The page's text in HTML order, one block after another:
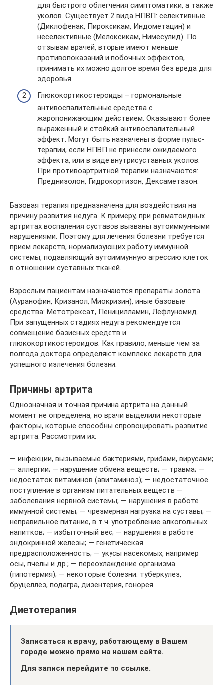
для быстрого облегчения симптоматики, а также
уколов. Существует 2 вида НПВП: селективные
(Диклофенак, Пироксикам, Индометацин) и
неселективные (Мелоксикам, Нимесулид). По
отзывам врачей, вторые имеют меньше
противопоказаний и побочных эффектов,
принимать их можно долгое время без вреда для
здоровья.
Глюкокортикостероиды – гормональные
антивоспалительные средства с
жаропонижающим действием. Оказывают более
выраженный и стойкий антивоспалительный
эффект. Могут быть назначены в форме пульс-
терапии, если НПВП не принесли ожидаемого
эффекта, или в виде внутрисуставных уколов.
При противоартритной терапии назначаются:
Преднизолон, Гидрокортизон, Дексаметазон.
Базовая терапия предназначена для воздействия на
причину развития недуга. К примеру, при ревматоидных
артритах воспаления суставов вызваны аутоиммунными
нарушениями. Поэтому для лечения болезни требуется
прием лекарств, нормализующих работу иммунной
системы, подавляющий аутоиммунную агрессию клеток
в отношении суставных тканей.
Взрослым пациентам назначаются препараты золота
(Ауранофин, Кризанол, Миокризин), иные базовые
средства: Метотрексат, Пеницилламин, Лефлуномид.
При запущенных стадиях недуга рекомендуется
совмещение базисных средств и
глюкокортикостероидов. Как правило, меньше чем за
полгода доктора определяют комплекс лекарств для
успешного излечения болезни.
Причины артрита
Однозначная и точная причина артрита на данный
момент не определена, но врачи выделили некоторые
факторы, которые способны спровоцировать развитие
артрита. Рассмотрим их:
— инфекции, вызываемые бактериями, грибами, вирусами;
— аллергии; — нарушение обмена веществ; — травма; —
недостаток витаминов (авитаминоз); — недостаточное
поступление в организм питательных веществ —
заболевания нервной системы; — нарушения в работе
иммунной системы; — чрезмерная нагрузка на суставы; —
неправильное питание, в т.ч. употребление алкогольных
напитков; — избыточный вес; — нарушения в работе
эндокринной железы; — генетическая
предрасположенность; — укусы насекомых, например
осы, пчелы и др.; — переохлаждение организма
(гипотермия); — некоторые болезни: туберкулез,
бруцеллёз, подагра, дизентерия, гонорея.
Диетотерапия
Записаться к врачу, работающему в Вашем
городе можно прямо на нашем сайте.
Для записи перейдите по ссылке.